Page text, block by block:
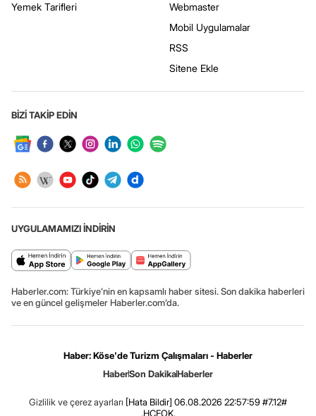
Yemek Tarifleri
Webmaster
Mobil Uygulamalar
RSS
Sitene Ekle
BİZİ TAKİP EDİN
UYGULAMAMIZI İNDİRİN
Haberler.com: Türkiye’nin en kapsamlı haber sitesi. Son dakika haberleri
ve en güncel gelişmeler Haberler.com’da.
Haber: Köse'de Turizm Çalışmaları - Haberler
HaberSon DakikaHaberler
Gizlilik ve çerez ayarları [Hata Bildir] 06.08.2026 22:57:59 #7.12#
.HCFOK.